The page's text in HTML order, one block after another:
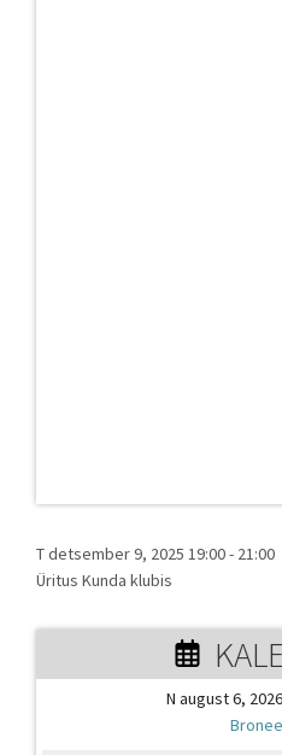
T detsember 9, 2025 19:00- 21:00
Üritus Kunda klubis
N august 6,